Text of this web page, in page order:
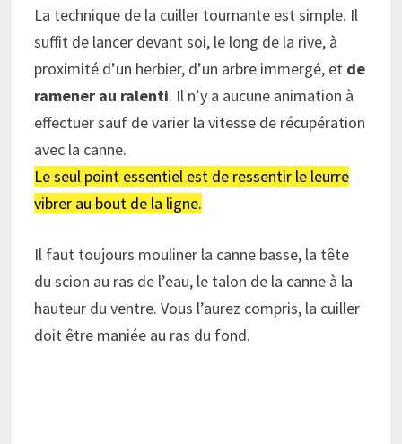
La technique de la cuiller tournante est simple. Il
suffit de lancer devant soi, le long de la rive, à
proximité d’un herbier, d’un arbre immergé, et de
ramener au ralenti. Il n’y a aucune animation à
effectuer sauf de varier la vitesse de récupération
avec la canne.
Le seul point essentiel est de ressentir le leurre
vibrer au bout de la ligne.
Il faut toujours mouliner la canne basse, la tête
du scion au ras de l’eau, le talon de la canne à la
hauteur du ventre. Vous l’aurez compris, la cuiller
doit être maniée au ras du fond.